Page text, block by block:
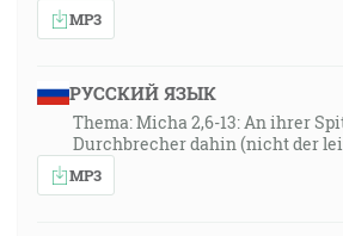
MP3
РУССКИЙ ЯЗЫК
Thema: Micha 2,6-13: An ihrer
Durchbrecher dahin (nicht der
MP3